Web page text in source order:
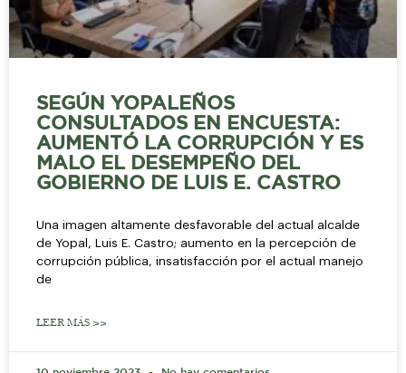
SEGÚN YOPALEÑOS
CONSULTADOS EN ENCUESTA:
AUMENTÓ LA CORRUPCIÓN Y ES
MALO EL DESEMPEÑO DEL
GOBIERNO DE LUIS E. CASTRO
Una imagen altamente desfavorable del actual alcalde
de Yopal, Luis E. Castro; aumento en la percepción de
corrupción pública, insatisfacción por el actual manejo
de
LEER MÁS >>